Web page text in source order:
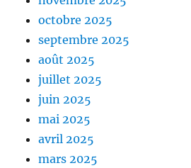
octobre 2025
septembre 2025
août 2025
juillet 2025
juin 2025
mai 2025
avril 2025
mars 2025